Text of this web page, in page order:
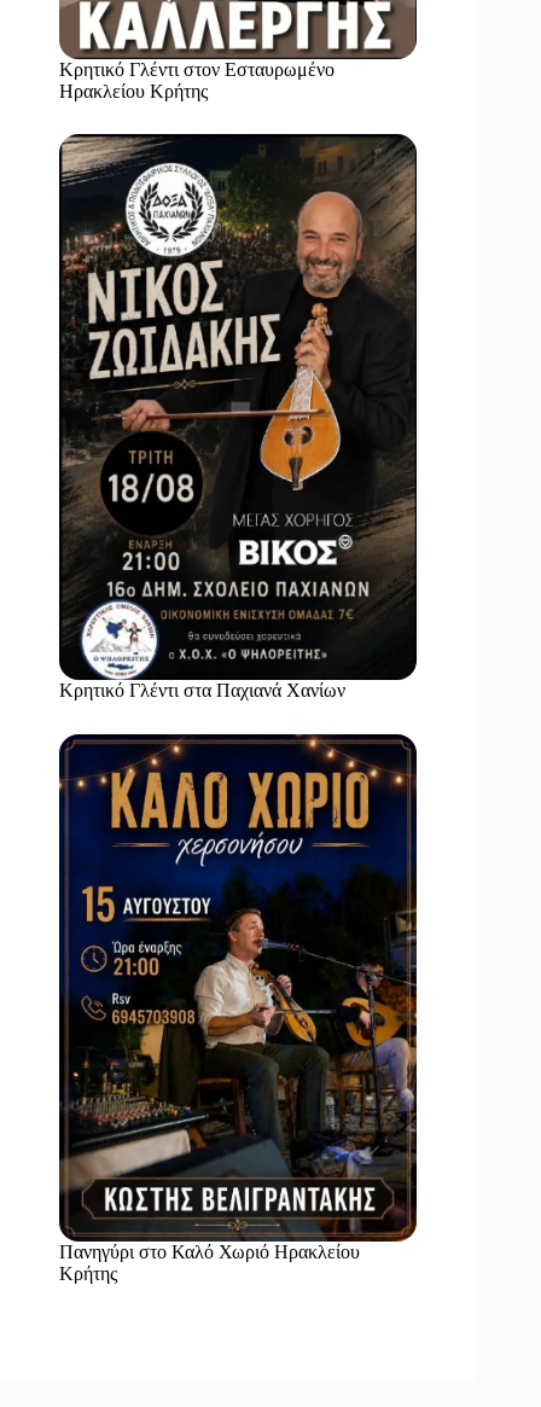
Κρητικό Γλέντι στον Εσταυρωμένο
Ηρακλείου Κρήτης
Κρητικό Γλέντι στα Παχιανά Χανίων
Πανηγύρι στο Καλό Χωριό Ηρακλείου
Κρήτης